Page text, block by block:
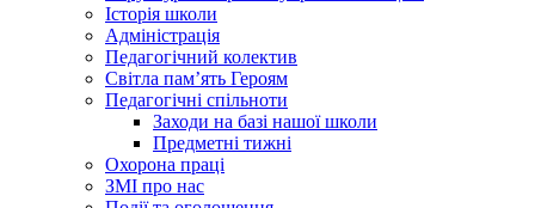
Історія школи
Адміністрація
Педагогічний колектив
Світла пам’ять Героям
Педагогічні спільноти
Заходи на базі нашої школи
Предметні тижні
Охорона праці
ЗМІ про нас